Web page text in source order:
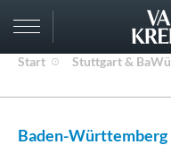
Start Stuttgart & BaWü
Baden-Württemberg